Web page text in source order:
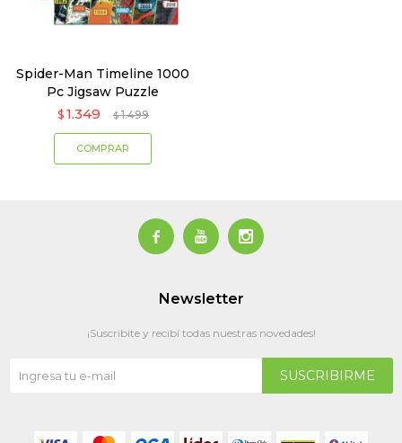
Spider-Man Timeline 1000
Pc Jigsaw Puzzle
$ 1.349 $ 1.499
  
Newsletter
¡Suscribite y recibí todas nuestras novedades!
SUSCRIBIRME